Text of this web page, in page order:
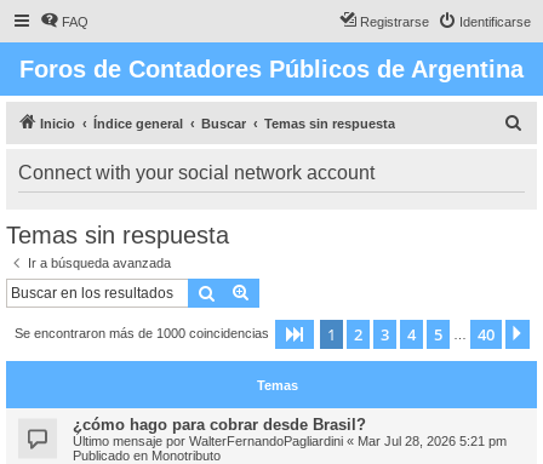
FAQ Identificarse
Registrarse
Foros de Contadores Públicos de Argentina
Inicio Índice general Buscar Temas sin respuesta
Connect with your social network account
Temas sin respuesta
Ir a búsqueda avanzada
Buscar
Se encontraron más de 1000 coincidencias Página de 40
1 2 3 4 5 40
Temas
¿cómo hago para cobrar desde Brasil?
Último mensaje por WalterFernandoPagliardini « Mar Jul 28, 2026 5:21 pm
Publicado en Monotributo